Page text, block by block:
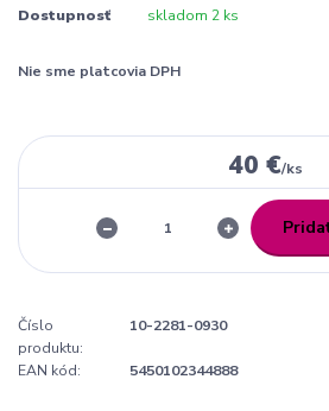
Dostupnosť skladom 2 ks
Nie sme platcovia DPH
40 €/ks
Číslo
produktu:
10-2281-0930
EAN kód: 5450102344888